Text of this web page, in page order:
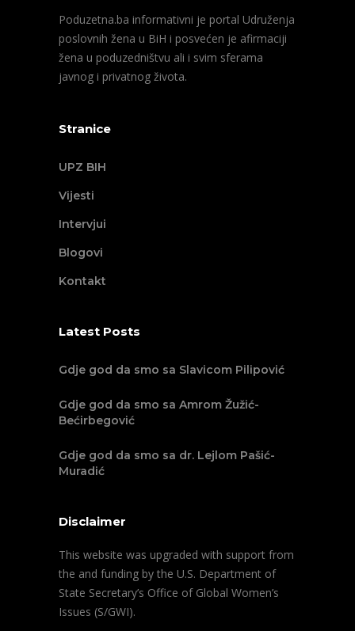
Poduzetna.ba informativni je portal Udruženja
poslovnih žena u BiH i posvećen je afirmaciji
žena u poduzedništvu ali i svim sferama
javnog i privatnog života.
Stranice
UPZ BIH
Vijesti
Intervjui
Blogovi
Kontakt
Latest Posts
Gdje god da smo sa Slavicom Pilipović
Gdje god da smo sa Amrom Žužić-
Bećirbegović
Gdje god da smo sa dr. Lejlom Pašić-
Muradić
Disclaimer
This website was upgraded with support from
the and funding by the U.S. Department of
State Secretary’s Office of Global Women’s
Issues (S/GWI).